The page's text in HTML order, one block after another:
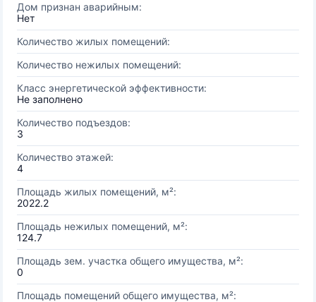
Дом признан аварийным:
Нет
Количество жилых помещений:
Количество нежилых помещений:
Класс энергетической эффективности:
Не заполнено
Количество подъездов:
3
Количество этажей:
4
Площадь жилых помещений, м²:
2022.2
Площадь нежилых помещений, м²:
124.7
Площадь зем. участка общего имущества, м²:
0
Площадь помещений общего имущества, м²: